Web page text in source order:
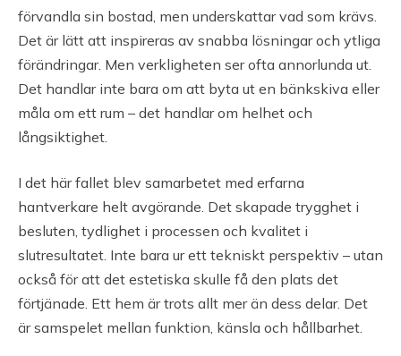
förvandla sin bostad, men underskattar vad som krävs.
Det är lätt att inspireras av snabba lösningar och ytliga
förändringar. Men verkligheten ser ofta annorlunda ut.
Det handlar inte bara om att byta ut en bänkskiva eller
måla om ett rum – det handlar om helhet och
långsiktighet.
I det här fallet blev samarbetet med erfarna
hantverkare helt avgörande. Det skapade trygghet i
besluten, tydlighet i processen och kvalitet i
slutresultatet. Inte bara ur ett tekniskt perspektiv – utan
också för att det estetiska skulle få den plats det
förtjänade. Ett hem är trots allt mer än dess delar. Det
är samspelet mellan funktion, känsla och hållbarhet.